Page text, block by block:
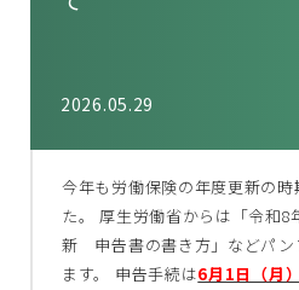
2026.05.29
今年も労働保険の年度更新の
た。 厚生労働省からは「令
新 申告書の書き方」などパン
ます。 申告手続は6月1日（月